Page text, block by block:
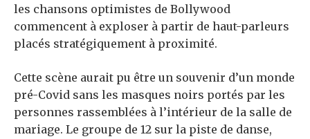
les chansons optimistes de Bollywood
commencent à exploser à partir de haut-parleurs
placés stratégiquement à proximité.
Cette scène aurait pu être un souvenir d’un monde
pré-Covid sans les masques noirs portés par les
personnes rassemblées à l’intérieur de la salle de
mariage. Le groupe de 12 sur la piste de danse,